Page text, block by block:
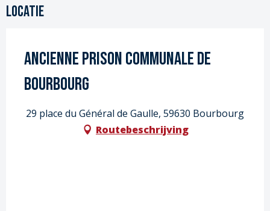
Locatie
Ancienne prison communale de
Bourbourg
29 place du Général de Gaulle, 59630 Bourbourg
Routebeschrijving